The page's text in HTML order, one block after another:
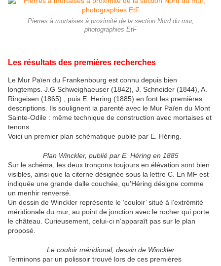
Pierres à mortaises à proximité de la section Nord du mur,
photographies EtF
Les résultats des premières recherches
Le Mur Païen du Frankenbourg est connu depuis bien
longtemps. J.G Schweighaeuser (1842), J. Schneider (1844), A.
Ringeisen (1865) , puis E. Hering (1885) en font les premières
descriptions. Ils soulignent la parenté avec le Mur Païen du Mont
Sainte-Odile : même technique de construction avec mortaises et
tenons.
Voici un premier plan schématique publié par E. Héring.
Plan Winckler, publié par E. Héring en 1885
Sur le schéma, les deux tronçons toujours en élévation sont bien
visibles, ainsi que la citerne désignée sous la lettre C. En MF est
indiquée une grande dalle couchée, qu’Héring désigne comme
un menhir renversé.
Un dessin de Winckler représente le ‘couloir’ situé à l’extrémité
méridionale du mur, au point de jonction avec le rocher qui porte
le château. Curieusement, celui-ci n’apparaît pas sur le plan
proposé.
Le couloir méridional, dessin de Winckler
Terminons par un polissoir trouvé lors de ces premières